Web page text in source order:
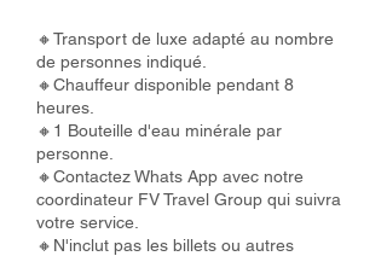
🔸Transport de luxe adapté au nombre
de personnes indiqué.
🔸Chauffeur disponible pendant 8
heures.
🔸1 Bouteille d'eau minérale par
personne.
🔸Contactez Whats App avec notre
coordinateur FV Travel Group qui suivra
votre service.
🔸N'inclut pas les billets ou autres